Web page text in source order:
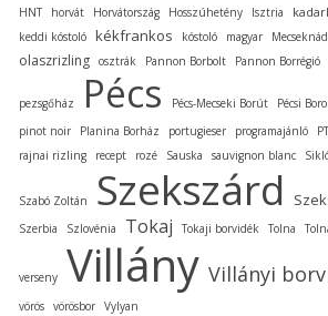
HNT
horvát Horvátország Hosszúhetény Isztria
keddi kóstoló kékfrankos kóstoló magyar
olaszrizling osztrák Pannon Borbolt Pannon Borrégió
pezsgőház Pécs Pécs-Mecseki Borút Pécsi
pinot noir Planina Borház portugieser programajánló
rajnai rizling
recept rozé Sauska sauvignon blanc
Szabó Zoltán Szekszárd
Szerbia Szlovénia Tokaj Tokaji borvidék Tolna
verseny Villány Villányi
vörös vörösbor Vylyan